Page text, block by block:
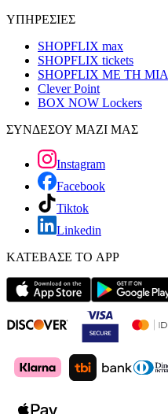
ΥΠΗΡΕΣΙΕΣ
SHOPFLIX max
SHOPFLIX tickets
SHOPFLIX ΜΕ ΤΗ ΜΙΑ
Clever Point
BOX NOW Lockers
ΣΥΝΔΕΣΟΥ ΜΑΖΙ ΜΑΣ
Instagram
Facebook
Tiktok
Linkedin
ΚΑΤΕΒΑΣΕ ΤΟ APP